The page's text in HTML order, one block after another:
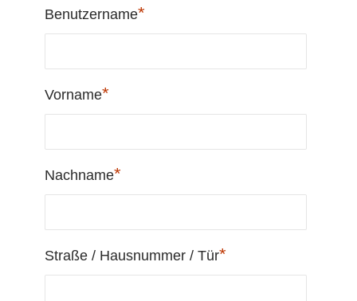
Benutzername*
Vorname*
Nachname*
Straße / Hausnummer / Tür*